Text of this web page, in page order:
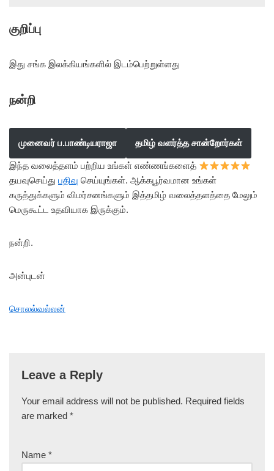
குறிப்பு
இது சங்க இலக்கியங்களில் இடம்பெற்றுள்ளது
நன்றி
முனைவர் ப.பாண்டியராஜா தமிழ் வளர்த்த சான்றோர்கள்
இந்த வலைத்தளம் பற்றிய உங்கள் எண்ணங்களைத்
தயவுசெய்து பதிவு செய்யுங்கள். ஆக்கபூர்வமான உங்கள்
கருத்துக்களும் விமர்சனங்களும் இத்தமிழ் வலைத்தளத்தை மேலும்
மெருகூட்ட உதவியாக இருக்கும்.
நன்றி.
அன்புடன்
சொலல்வல்லன்
Leave a Reply
Your email address will not be published. Required fields
are marked *
Name *